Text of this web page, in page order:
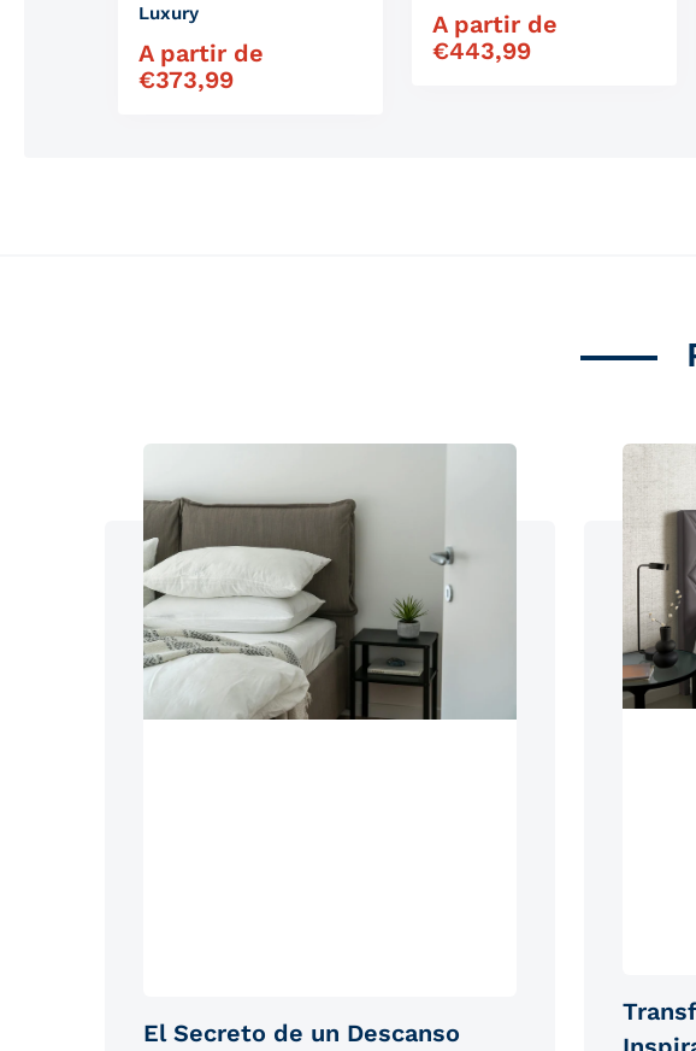
Luxury
Precio habitual
A partir de
€373,99
Precio habitual
A partir de
€443,99
El Secreto de un Descanso